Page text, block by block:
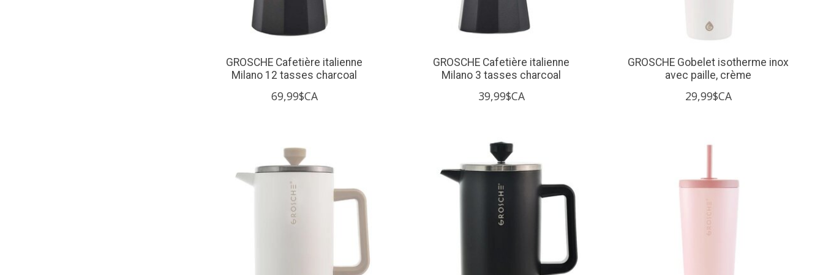
GROSCHE Cafetière italienne
Milano 12 tasses charcoal
69,99$CA
GROSCHE Cafetière italienne
Milano 3 tasses charcoal
39,99$CA
GROSCHE Gobelet isotherme inox
avec paille, crème
29,99$CA